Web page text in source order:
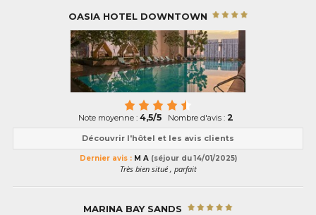
OASIA HOTEL DOWNTOWN
Note moyenne : 4,5/5 Nombre d'avis : 2
Découvrir l'hôtel et les avis clients
Dernier avis :M A (séjour du 14/01/2025)
Très bien situé , parfait
MARINA BAY SANDS